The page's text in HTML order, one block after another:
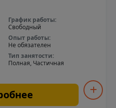
График работы:
Свободный
Опыт работы:
Не обязателен
Тип занятости:
Полная, Частичная